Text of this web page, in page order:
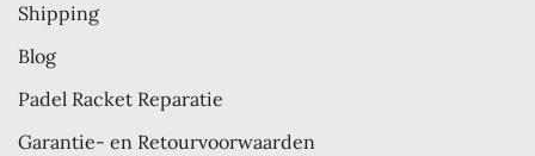
Shipping
Blog
Padel Racket Reparatie
Garantie- en Retourvoorwaarden